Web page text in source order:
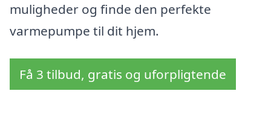
muligheder og finde den perfekte
varmepumpe til dit hjem.
Få 3 tilbud, gratis og uforpligtende